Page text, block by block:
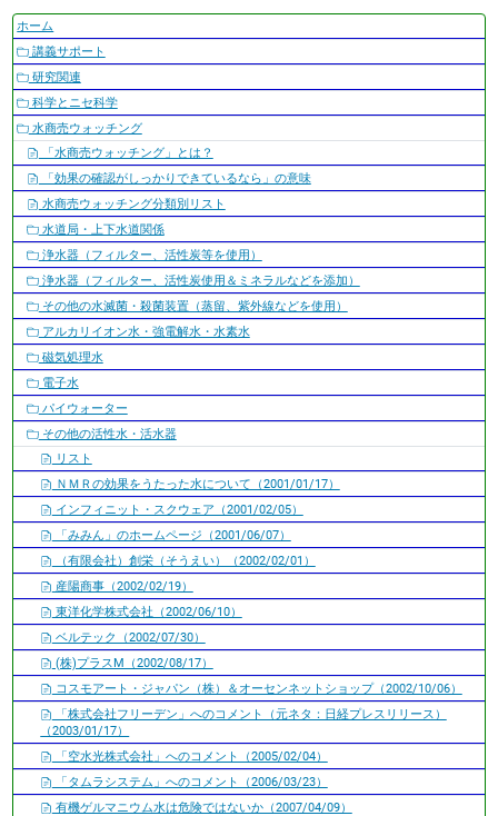
ナ
ビ
ゲ
ー
シ
ョ
ン
ホーム
講義サポート
研究関連
科学とニセ科学
水商売ウォッチング
「水商売ウォッチング」とは？
「効果の確認がしっかりできているなら」の意味
水商売ウォッチング分類別リスト
水道局・上下水道関係
浄水器（フィルター、活性炭等を使用）
浄水器（フィルター、活性炭使用＆ミネラルなどを添加）
その他の水滅菌・殺菌装置（蒸留、紫外線などを使用）
アルカリイオン水・強電解水・水素水
磁気処理水
電子水
パイウォーター
その他の活性水・活水器
リスト
ＮＭＲの効果をうたった水について（2001/01/17）
インフィニット・スクウェア（2001/02/05）
「みみん」のホームページ（2001/06/07）
（有限会社）創栄（そうえい）（2002/02/01）
産陽商事（2002/02/19）
東洋化学株式会社（2002/06/10）
ベルテック（2002/07/30）
(株)プラスM（2002/08/17）
コスモアート・ジャパン（株）＆オーセンネットショップ（2002/10/06）
「株式会社フリーデン」へのコメント（元ネタ：日経プレスリリース）
（2003/01/17）
「空水光株式会社」へのコメント（2005/02/04）
「タムラシステム」へのコメント（2006/03/23）
有機ゲルマニウム水は危険ではないか（2007/04/09）